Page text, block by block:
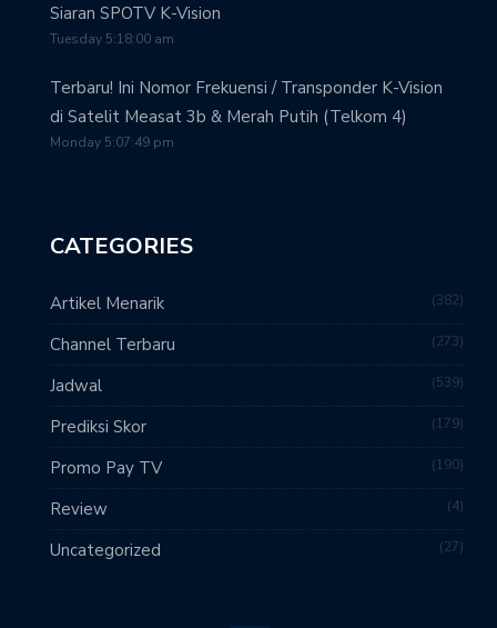
Siaran SPOTV K-Vision
Tuesday 5:18:00 am
Terbaru! Ini Nomor Frekuensi / Transponder K-Vision
di Satelit Measat 3b & Merah Putih (Telkom 4)
Monday 5:07:49 pm
CATEGORIES
Artikel Menarik 382
Channel Terbaru 273
Jadwal 539
Prediksi Skor 179
Promo Pay TV 190
Review 4
Uncategorized 27